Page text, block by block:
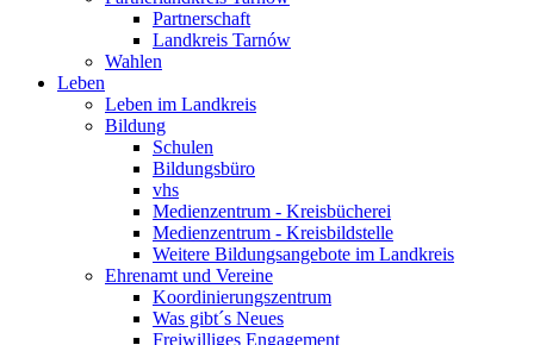
Partnerschaft
Landkreis Tarnów
Wahlen
Leben
Leben im Landkreis
Bildung
Schulen
Bildungsbüro
vhs
Medienzentrum - Kreisbücherei
Medienzentrum - Kreisbildstelle
Weitere Bildungsangebote im Landkreis
Ehrenamt und Vereine
Koordinierungszentrum
Was gibt´s Neues
Freiwilliges Engagement